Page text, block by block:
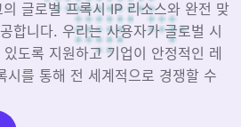
글로벌 프록시 IP 리소스와 완전 맞
합니다. 우리는 사용자가 글로벌 시
도록 지원하고 기업이 안정적인 레
시를 통해 전 세계적으로 경쟁할 수